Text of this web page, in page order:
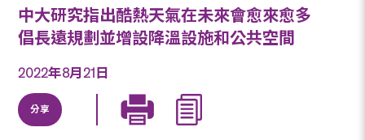
中大研究指出酷熱天氣在未來會愈來愈多
倡長遠規劃並增設降溫設施和公共空間
2022年8月21日
分享